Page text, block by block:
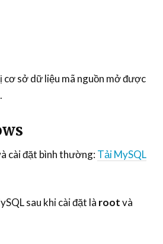
cơ sở dữ liệu mã nguồn mở được
cài đặt bình thường:Tải MySQL
sau khi cài đặt là rootvà